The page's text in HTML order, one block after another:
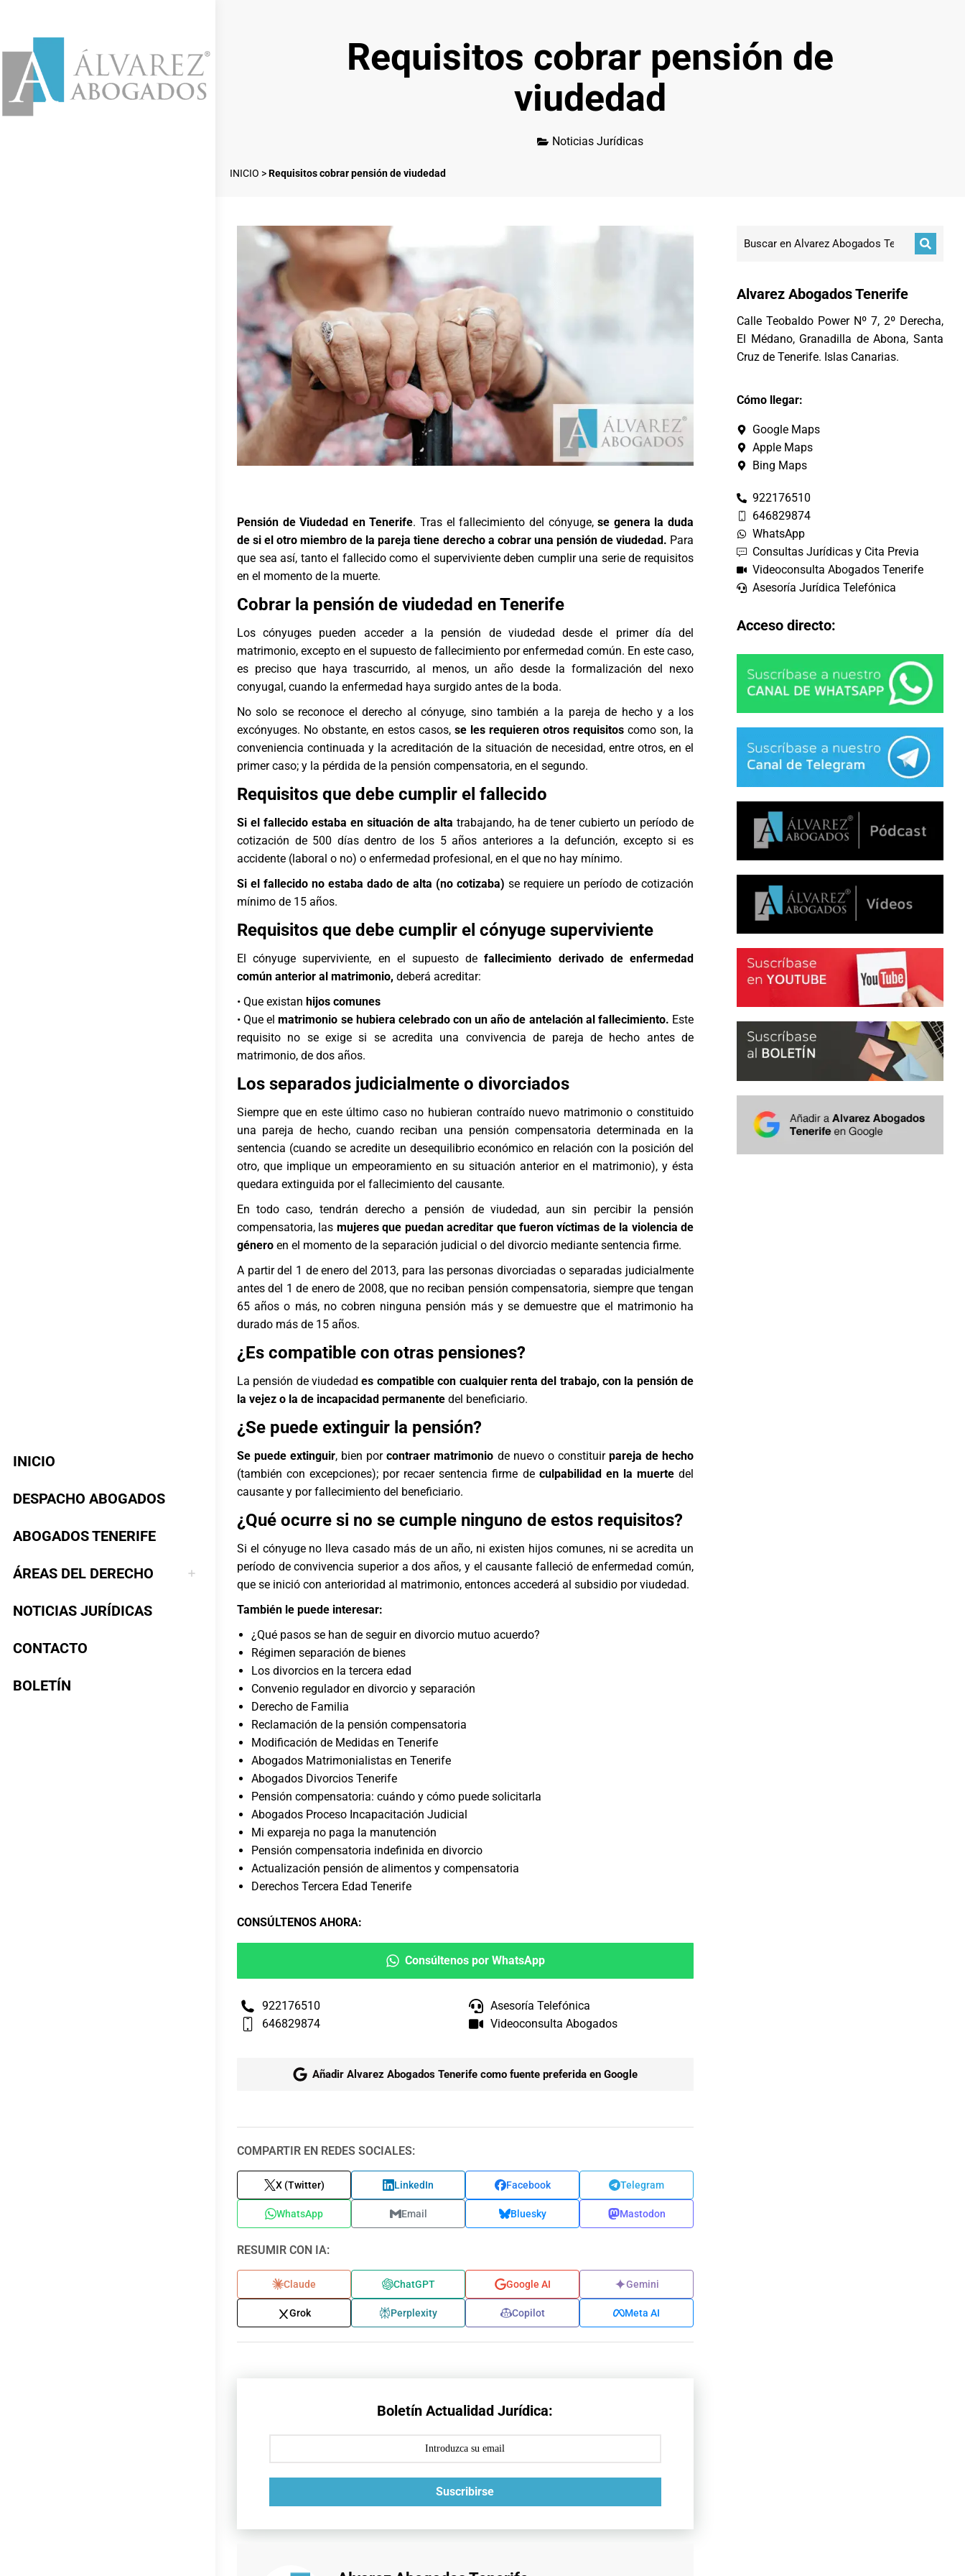
INICIO
DESPACHO ABOGADOS
ABOGADOS TENERIFE
ÁREAS DEL DERECHO
NOTICIAS JURÍDICAS
CONTACTO
BOLETÍN
Requisitos cobrar pensión de
viudedad
Noticias Jurídicas
INICIO >Requisitos cobrar pensión de viudedad
Pensión de Viudedad en Tenerife. Tras el fallecimiento del cónyuge,se genera la duda
de si el otro miembro de la pareja tiene derecho a cobrar una pensión de viudedad. Para
que sea así, tanto el fallecido como el superviviente deben cumplir una serie de requisitos
en el momento de la muerte.
Cobrar la pensión de viudedad en Tenerife
Los cónyuges pueden acceder a la pensión de viudedad desde el primer día del
matrimonio, excepto en el supuesto de fallecimiento por enfermedad común. En este caso,
es preciso que haya trascurrido, al menos, un año desde la formalización del nexo
conyugal, cuando la enfermedad haya surgido antes de la boda.
No solo se reconoce el derecho al cónyuge, sino también a la pareja de hecho y a los
excónyuges. No obstante, en estos casos, se les requieren otros requisitos como son, la
conveniencia continuada y la acreditación de la situación de necesidad, entre otros, en el
primer caso; y la pérdida de la pensión compensatoria, en el segundo.
Requisitos que debe cumplir el fallecido
Si el fallecido estaba en situación de alta trabajando, ha de tener cubierto un período de
cotización de 500 días dentro de los 5 años anteriores a la defunción, excepto si es
accidente (laboral o no) o enfermedad profesional, en el que no hay mínimo.
Si el fallecido no estaba dado de alta (no cotizaba) se requiere un período de cotización
mínimo de 15 años.
Requisitos que debe cumplir el cónyuge superviviente
El cónyuge superviviente, en el supuesto defallecimiento derivado de enfermedad
común anterior al matrimonio, deberá acreditar:
• Que existan hijos comunes
• Que elmatrimonio se hubiera celebrado con un año de antelación al fallecimiento. Este
requisito no se exige si se acredita una convivencia de pareja de hecho antes de
matrimonio, de dos años.
Los separados judicialmente o divorciados
Siempre que en este último caso no hubieran contraído nuevo matrimonio o constituido
una pareja de hecho, cuando reciban una pensión compensatoria determinada en la
sentencia (cuando se acredite un desequilibrio económico en relación con la posición del
otro, que implique un empeoramiento en su situación anterior en el matrimonio), y ésta
quedara extinguida por el fallecimiento del causante.
En todo caso, tendrán derecho a pensión de viudedad, aun sin percibir la pensión
compensatoria, las mujeres que puedan acreditar que fueron víctimas de la violencia de
género en el momento de la separación judicial o del divorcio mediante sentencia firme.
A partir del 1 de enero del 2013, para las personas divorciadas o separadas judicialmente
antes del 1 de enero de 2008, que no reciban pensión compensatoria, siempre que tengan
65 años o más, no cobren ninguna pensión más y se demuestre que el matrimonio ha
durado más de 15 años.
¿Es compatible con otras pensiones?
La pensión de viudedades compatible con cualquier renta del trabajo, con la pensión de
la vejez o la de incapacidad permanente del beneficiario.
¿Se puede extinguir la pensión?
Se puede extinguir, bien porcontraer matrimonio de nuevo o constituir pareja de hecho
(también con excepciones); por recaer sentencia firme de culpabilidad en la muertedel
causante y por fallecimiento del beneficiario.
¿Qué ocurre si no se cumple ninguno de estos requisitos?
Si el cónyuge no lleva casado más de un año, ni existen hijos comunes, ni se acredita un
período de convivencia superior a dos años, y el causante falleció de enfermedad común,
que se inició con anterioridad al matrimonio, entonces accederá al subsidio por viudedad.
También le puede interesar:
¿Qué pasos se han de seguir en divorcio mutuo acuerdo?
Régimen separación de bienes
Los divorcios en la tercera edad
Convenio regulador en divorcio y separación
Derecho de Familia
Reclamación de la pensión compensatoria
Modificación de Medidas en Tenerife
Abogados Matrimonialistas en Tenerife
Abogados Divorcios Tenerife
Pensión compensatoria: cuándo y cómo puede solicitarla
Abogados Proceso Incapacitación Judicial
Mi expareja no paga la manutención
Pensión compensatoria indefinida en divorcio
Actualización pensión de alimentos y compensatoria
Derechos Tercera Edad Tenerife
CONSÚLTENOS AHORA:
Consúltenos por WhatsApp
922176510
646829874
Asesoría Telefónica
Videoconsulta Abogados
Añadir Alvarez Abogados Tenerife como fuente preferida en Google
COMPARTIR EN REDES SOCIALES:
X (Twitter) LinkedIn Facebook Telegram
WhatsApp Email Bluesky Mastodon
RESUMIR CON IA:
Claude ChatGPT Google AI Gemini
Grok Perplexity Copilot Meta AI
Boletín Actualidad Jurídica:
Suscribirse
Alvarez Abogados Tenerife
Calle Teobaldo Power Nº 7, 2º Derecha,
El Médano, Granadilla de Abona, Santa
Cruz de Tenerife. Islas Canarias.
Cómo llegar:
Google Maps
Apple Maps
Bing Maps
922176510
646829874
WhatsApp
Consultas Jurídicas y Cita Previa
Videoconsulta Abogados Tenerife
Asesoría Jurídica Telefónica
Acceso directo: